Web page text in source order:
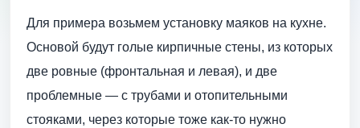
Для примера возьмем установку маяков на кухне.
Основой будут голые кирпичные стены, из которых
две ровные (фронтальная и левая), и две
проблемные — с трубами и отопительными
стояками, через которые тоже как-то нужно